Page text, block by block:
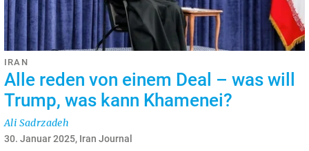
IRAN
Alle reden von einem Deal – was will
Trump, was kann Khamenei?
Ali Sadrzadeh
30. Januar 2025, Iran Journal